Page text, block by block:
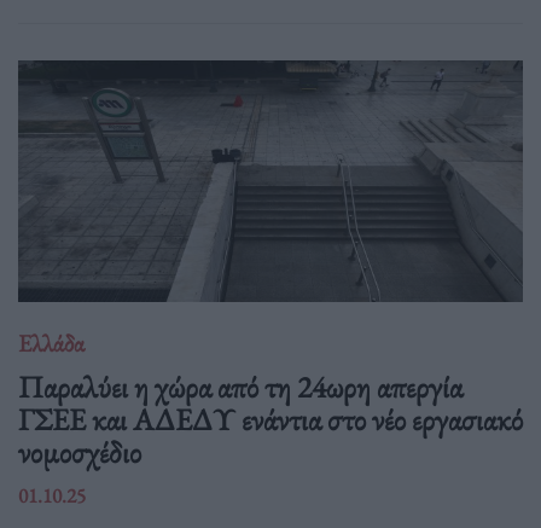
Ελλάδα
Παραλύει η χώρα από τη 24ωρη απεργία
ΓΣΕΕ και ΑΔΕΔΥ ενάντια στο νέο εργασιακό
νομοσχέδιο
01.10.25